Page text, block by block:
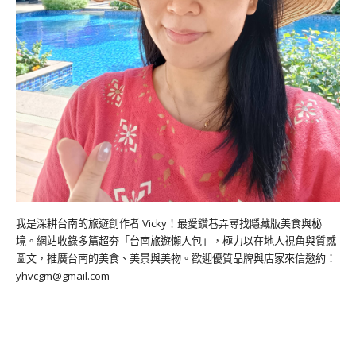
我是深耕台南的旅遊創作者 Vicky！最愛鑽巷弄尋找隱藏版美食與秘
境。網站收錄多篇超夯「台南旅遊懶人包」，極力以在地人視角與質感
圖文，推廣台南的美食、美景與美物。歡迎優質品牌與店家來信邀約：
yhvcgm@gmail.com